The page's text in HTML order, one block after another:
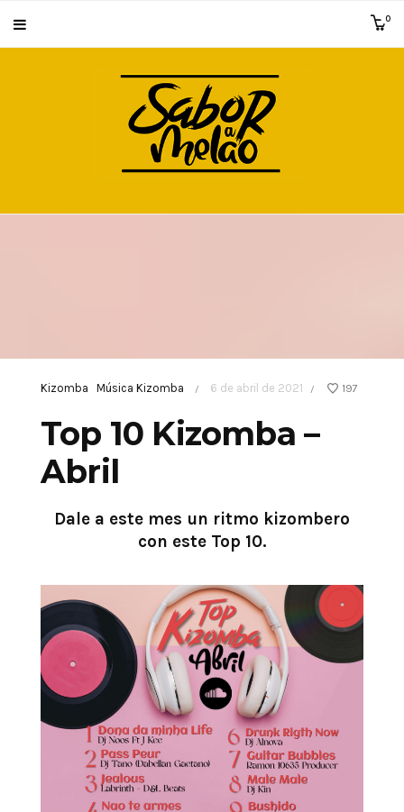
0
Kizomba Música Kizomba / 6 de abril de 2021 / 197
Top 10 Kizomba –
Abril
Dale a este mes un ritmo kizombero
con este Top 10.